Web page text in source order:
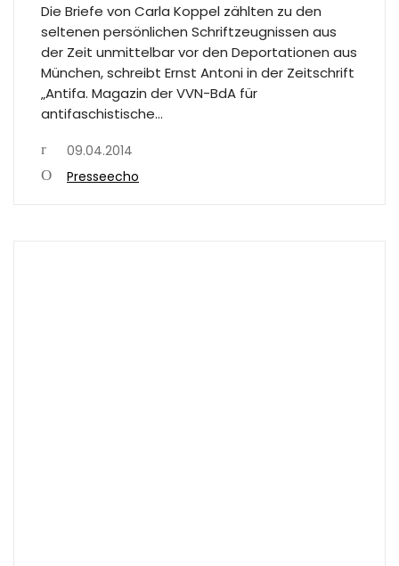
Die Briefe von Carla Koppel zählten zu den
seltenen persönlichen Schriftzeugnissen aus
der Zeit unmittelbar vor den Deportationen aus
München, schreibt Ernst Antoni in der Zeitschrift
„Antifa. Magazin der VVN-BdA für
antifaschistische…
09.04.2014
Presseecho